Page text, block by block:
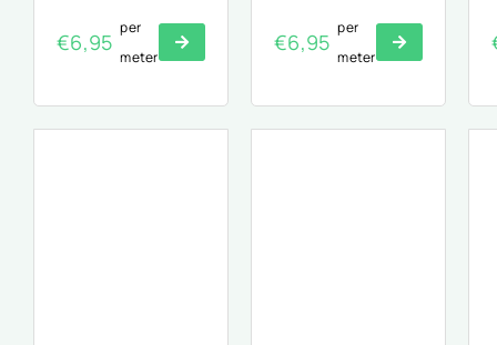
€6,95
per
meter
€6,95
per
meter